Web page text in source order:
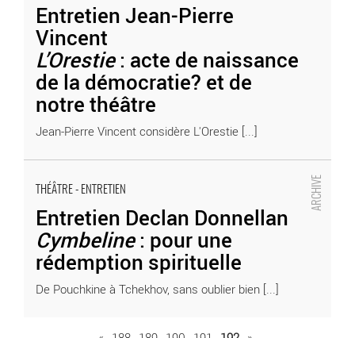
Entretien Jean-Pierre
Vincent
L’Orestie: acte de naissance
de la démocratie? et de
notre théâtre
Jean-Pierre Vincent considère L'Orestie [...]
THÉÂTRE - ENTRETIEN
Entretien Declan Donnellan
Cymbeline: pour une
rédemption spirituelle
De Pouchkine à Tchekhov, sans oublier bien [...]
Cymbeline : pour une rédemption spirituelle
- Critique sortie Théâtre